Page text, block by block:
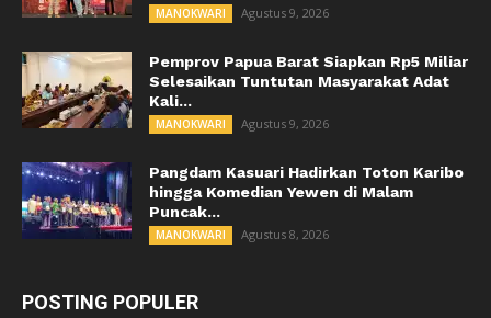
MANOKWARI Agustus 9, 2026
Pemprov Papua Barat Siapkan Rp5 Miliar
Selesaikan Tuntutan Masyarakat Adat
Kali...
MANOKWARI Agustus 9, 2026
Pangdam Kasuari Hadirkan Toton Karibo
hingga Komedian Yewen di Malam
Puncak...
MANOKWARI Agustus 8, 2026
POSTING POPULER